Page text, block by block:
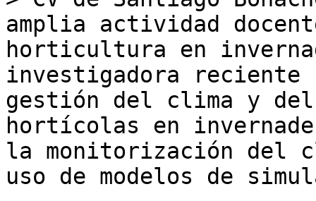
amplia actividad
horticultura en
investigadora reciente
gestión del clima y
hortícolas en
la monitorización del
uso de modelos de